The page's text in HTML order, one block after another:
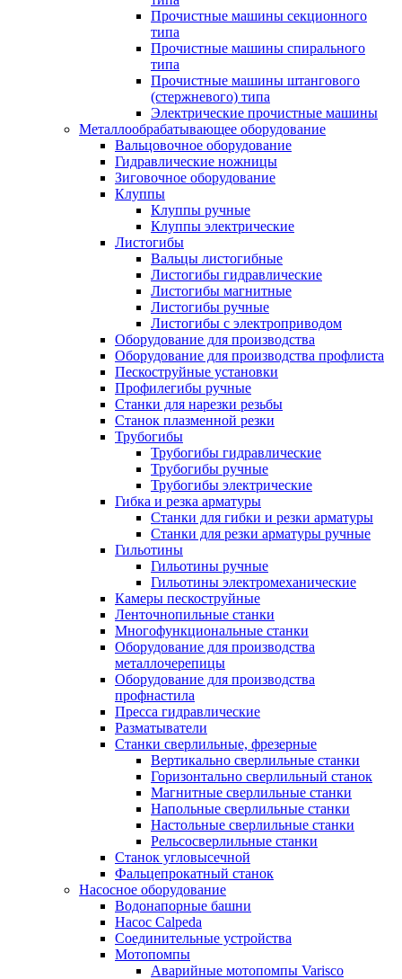
Прочистные машины секционного
типа
Прочистные машины спирального
типа
Прочистные машины штангового
(стержневого) типа
Электрические прочистные машины
Металлообрабатывающее оборудование
Вальцовочное оборудование
Гидравлические ножницы
Зиговочное оборудование
Клуппы
Клуппы ручные
Клуппы электрические
Листогибы
Вальцы листогибные
Листогибы гидравлические
Листогибы магнитные
Листогибы ручные
Листогибы с электроприводом
Оборудование для производства
Оборудование для производства профлиста
Пескоструйные установки
Профилегибы ручные
Станки для нарезки резьбы
Станок плазменной резки
Трубогибы
Трубогибы гидравлические
Трубогибы ручные
Трубогибы электрические
Гибка и резка арматуры
Станки для гибки и резки арматуры
Станки для резки арматуры ручные
Гильотины
Гильотины ручные
Гильотины электромеханические
Камеры пескоструйные
Ленточнопильные станки
Многофункциональные станки
Оборудование для производства
металлочерепицы
Оборудование для производства
профнастила
Пресса гидравлические
Разматыватели
Станки сверлильные, фрезерные
Вертикально сверлильные станки
Горизонтально сверлильный станок
Магнитные сверлильные станки
Напольные сверлильные станки
Настольные сверлильные станки
Рельсосверлильные станки
Станок угловысечной
Фальцепрокатный станок
Насосное оборудование
Водонапорные башни
Насос Calpeda
Соединительные устройства
Мотопомпы
Аварийные мотопомпы Varisco